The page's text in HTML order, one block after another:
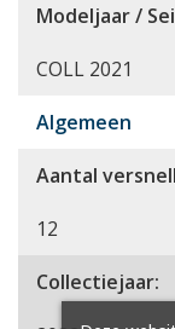
Modeljaar /
COLL 2021
Algemeen
Aantal
12
Collectiejaar: